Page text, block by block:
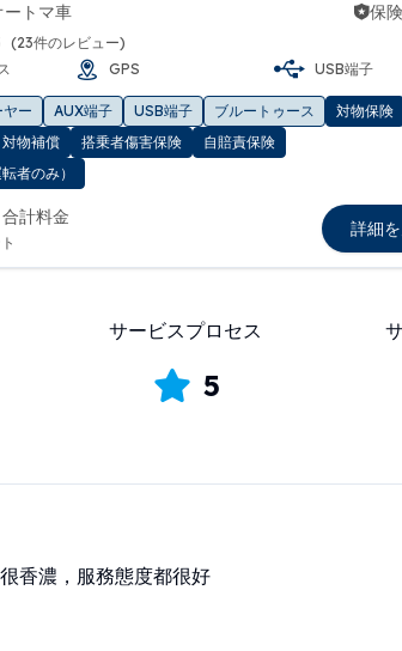
ートマ車 保
(23件のレビュー)
GPS USB端子
ー AUX端子 USB端子 ブルートゥース
対物保険
物補償
搭乗者傷害保険
自賠責保険
者のみ）
合計料金
詳細
サービスプロセス
5
香濃，服務態度都很好